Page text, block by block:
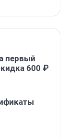
первый
600 ₽